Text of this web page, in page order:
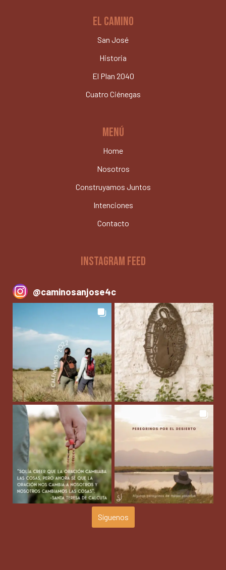
EL CAMINO
San José
Historia
El Plan 2040
Cuatro Ciénegas
MENÚ
Home
Nosotros
Construyamos Juntos
Intenciones
Contacto
INSTAGRAM FEED
@caminosanjose4c
Síguenos